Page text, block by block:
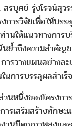
สรบุศย์ รุ่งโรจน์สุว
การวิจัยเพื่อให้บร
นให้แนวทางการบ
ย้ำถึงความสำคัญ
ารวางแผนอย่างล
นการบรรลุผลสำเ
นหนึ่งของโครงกา
ารเสริมสร้างทักษ